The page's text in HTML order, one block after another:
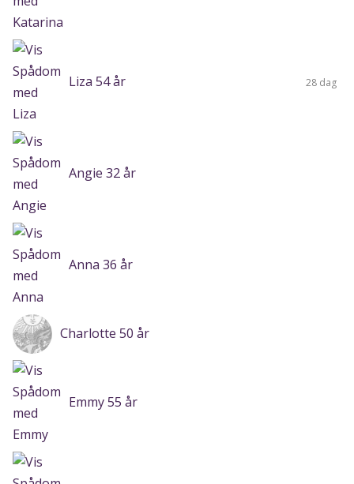
Liza 54 år 28 dag
Angie 32 år
Anna 36 år
Charlotte 50 år
Emmy 55 år